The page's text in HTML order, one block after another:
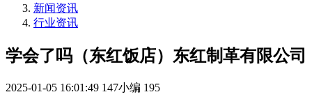
新闻资讯
行业资讯
学会了吗（东红饭店）东红制革有限公司
2025-01-05 16:01:49 147小编 195